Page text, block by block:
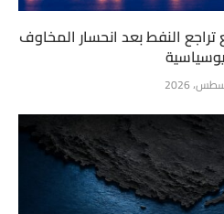
النفط بعد انحسار المخاوف